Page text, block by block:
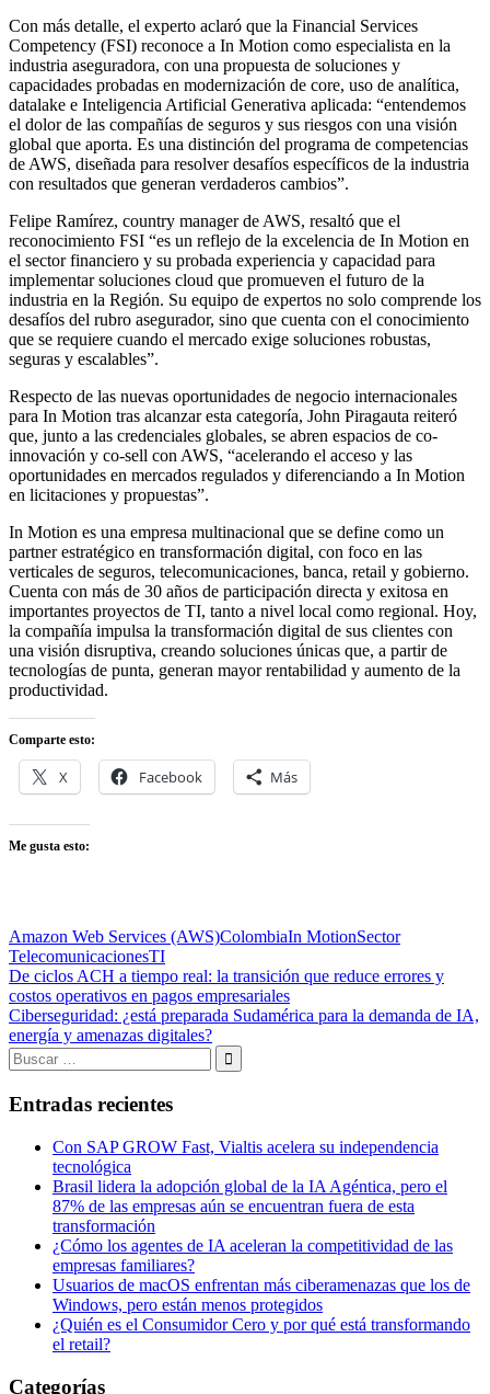
Con más detalle, el experto aclaró que la Financial Services
Competency (FSI) reconoce a In Motion como especialista en la
industria aseguradora, con una propuesta de soluciones y
capacidades probadas en modernización de core, uso de analítica,
datalake e Inteligencia Artificial Generativa aplicada: “entendemos
el dolor de las compañías de seguros y sus riesgos con una visión
global que aporta. Es una distinción del programa de competencias
de AWS, diseñada para resolver desafíos específicos de la industria
con resultados que generan verdaderos cambios”.
Felipe Ramírez, country manager de AWS, resaltó que el
reconocimiento FSI “es un reflejo de la excelencia de In Motion en
el sector financiero y su probada experiencia y capacidad para
implementar soluciones cloud que promueven el futuro de la
industria en la Región. Su equipo de expertos no solo comprende los
desafíos del rubro asegurador, sino que cuenta con el conocimiento
que se requiere cuando el mercado exige soluciones robustas,
seguras y escalables”.
Respecto de las nuevas oportunidades de negocio internacionales
para In Motion tras alcanzar esta categoría, John Piragauta reiteró
que, junto a las credenciales globales, se abren espacios de co-
innovación y co-sell con AWS, “acelerando el acceso y las
oportunidades en mercados regulados y diferenciando a In Motion
en licitaciones y propuestas”.
In Motion es una empresa multinacional que se define como un
partner estratégico en transformación digital, con foco en las
verticales de seguros, telecomunicaciones, banca, retail y gobierno.
Cuenta con más de 30 años de participación directa y exitosa en
importantes proyectos de TI, tanto a nivel local como regional. Hoy,
la compañía impulsa la transformación digital de sus clientes con
una visión disruptiva, creando soluciones únicas que, a partir de
tecnologías de punta, generan mayor rentabilidad y aumento de la
productividad.
Comparte esto:
X Facebook Más
Me gusta esto:
Amazon Web Services (AWS)ColombiaIn MotionSector
TelecomunicacionesTI
Navegación
de
entradas
Entrada
anterior:
De ciclos ACH a tiempo real: la transición que reduce errores y
costos operativos en pagos empresariales
Entrada
siguiente:
Ciberseguridad: ¿está preparada Sudamérica para la demanda de IA,
energía y amenazas digitales?
Buscar:
Buscar
Entradas recientes
Con SAP GROW Fast, Vialtis acelera su independencia
tecnológica
Brasil lidera la adopción global de la IA Agéntica, pero el
87% de las empresas aún se encuentran fuera de esta
transformación
¿Cómo los agentes de IA aceleran la competitividad de las
empresas familiares?
Usuarios de macOS enfrentan más ciberamenazas que los de
Windows, pero están menos protegidos
¿Quién es el Consumidor Cero y por qué está transformando
el retail?
Categorías